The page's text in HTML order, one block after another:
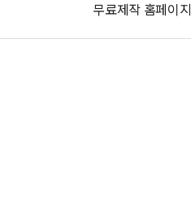
무료제작 홈페이지